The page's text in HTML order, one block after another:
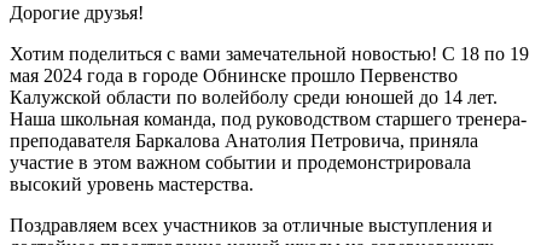
Дорогие друзья!
Хотим поделиться с вами замечательной новостью! С 18 по 19
мая 2024 года в городе Обнинске прошло Первенство
Калужской области по волейболу среди юношей до 14 лет.
Наша школьная команда, под руководством старшего тренера-
преподавателя Баркалова Анатолия Петровича, приняла
участие в этом важном событии и продемонстрировала
высокий уровень мастерства.
Поздравляем всех участников за отличные выступления и